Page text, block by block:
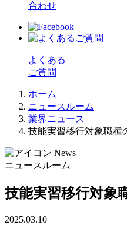
合わせ
よくある
ご質問
ホーム
ニュースルーム
業界ニュース
技能実習移行対象職種
News
ニュースルーム
技能実習移行対象
2025.03.10